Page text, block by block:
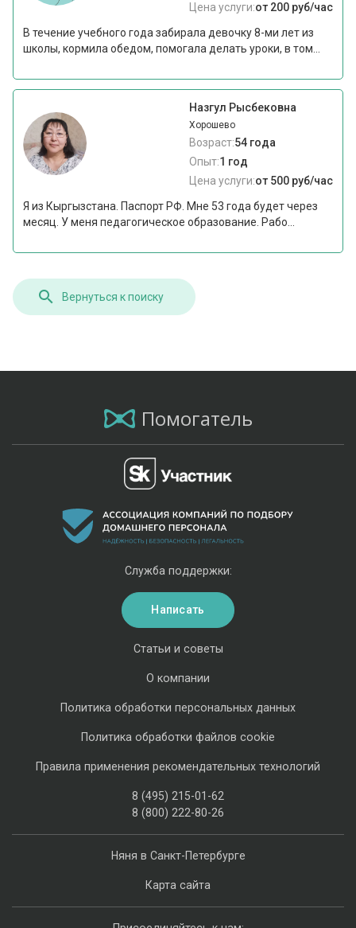
Цена услуги:от 200 руб/час
В течение учебного года забирала девочку 8-ми лет из
школы, кормила обедом, помогала делать уроки, в том...
Назгул Рысбековна
Хорошево
Возраст:54 года
Опыт:1 год
Цена услуги:от 500 руб/час
Я из Кыргызстана. Паспорт РФ. Мне 53 года будет через
месяц. У меня педагогическое образование. Рабо...
Вернуться к поиску
Помогатель
Няня в Санкт-Петербурге
Карта сайта
Статьи и советы
О компании
Политика обработки персональных данных
Политика обработки файлов cookie
Правила применения рекомендательных технологий
8 (495) 215-01-62
8 (800) 222-80-26
Служба поддержки:
Написать